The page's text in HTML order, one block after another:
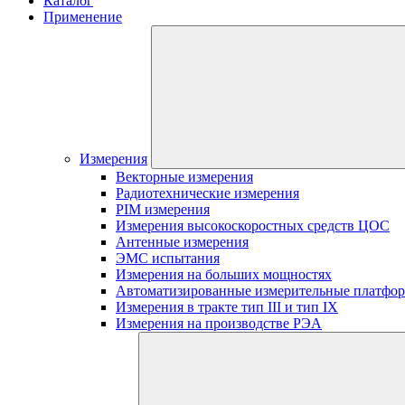
Применение
Измерения
Векторные измерения
Радиотехнические измерения
PIM измерения
Измерения высокоскоростных средств ЦОС
Антенные измерения
ЭМС испытания
Измерения на больших мощностях
Автоматизированные измерительные
Измерения в тракте тип III и тип IX
Измерения на производстве РЭА